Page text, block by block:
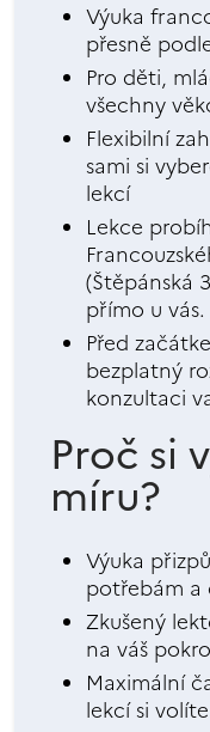
Výuka
přesně
Pro děti,
všechny
Flexibilní
sami si
lekcí
Lekce
(Štěpánská
přímo u vás.
Před
bezplatný
konzultaci
Proč si
míru?
Výuka
potřebám a
Zkušený
na váš
Maximální
lekcí si